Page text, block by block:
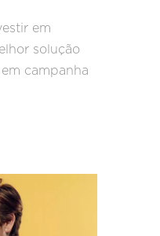
em
solução
campanha